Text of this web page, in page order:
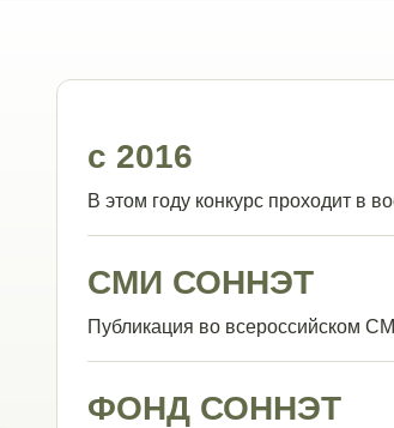
с 2016
В этом году конкурс проходит в
СМИ СОННЭТ
Публикация во всероссийском
ФОНД СОННЭТ